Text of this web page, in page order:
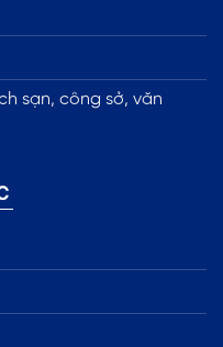
sạn, công sở, văn